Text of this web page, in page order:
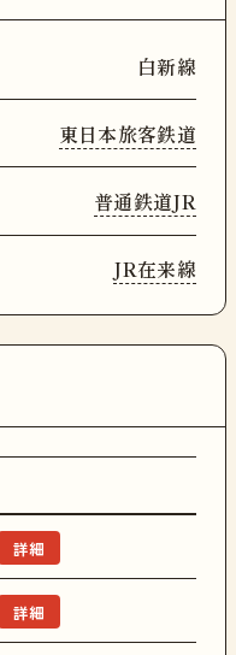
白新線
東日本旅客鉄道
普通鉄道JR
JR在来線
詳細
詳細